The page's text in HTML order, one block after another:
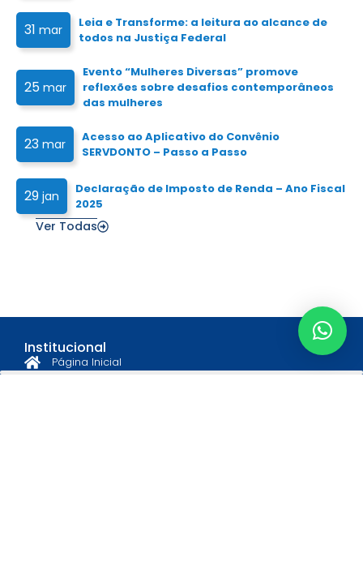
31 mar
Leia e Transforme: a leitura ao alcance de
todos na Justiça Federal
25 mar
Evento “Mulheres Diversas” promove
reflexões sobre desafios contemporâneos
das mulheres
23 mar
Acesso ao Aplicativo do Convênio
SERVDONTO – Passo a Passo
29 jan
Declaração de Imposto de Renda – Ano Fiscal
2025
Ver Todas
Institucional
Página Inicial